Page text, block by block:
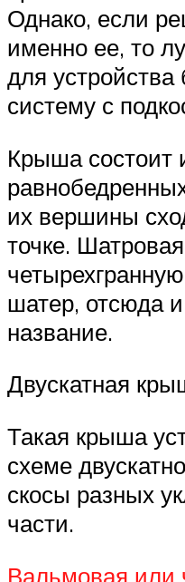
Однако, если
именно ее, то
для
систему с
Крыша состоит
их вершины
точке.
шатер, отсюда
название.
Двускатная
Такая крыша
схеме
скосы разных
части.
Вальмовая или